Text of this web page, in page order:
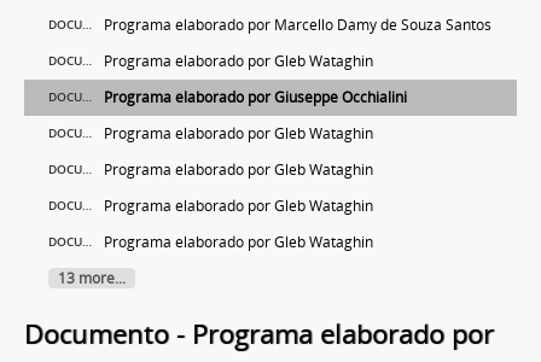
DOCUMENTO Programa elaborado por Marcello Damy de Souza Santos
DOCUMENTO Programa elaborado por Gleb Wataghin
DOCUMENTO Programa elaborado por Giuseppe Occhialini
DOCUMENTO Programa elaborado por Gleb Wataghin
DOCUMENTO Programa elaborado por Gleb Wataghin
DOCUMENTO Programa elaborado por Gleb Wataghin
DOCUMENTO
Programa elaborado por Gleb Wataghin
13 more...
Documento - Programa elaborado por